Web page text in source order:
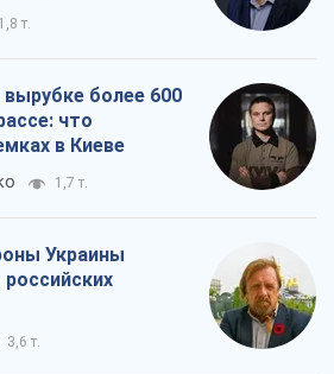
1,8 т.
более 600
что
в Киеве
1,7 т.
Украины
3,6 т.